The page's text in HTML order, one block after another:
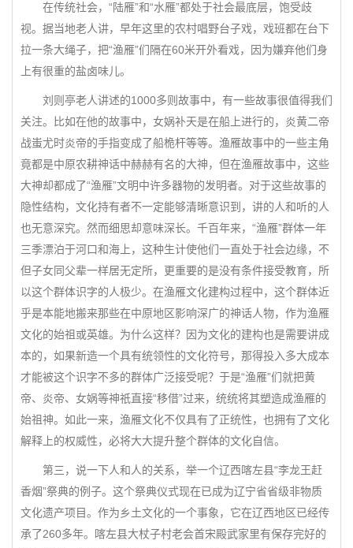
在传统社会，“陆雁”和“水雁”都处于社会最底层，饱受歧
视。据当地老人讲，早年这里的农村唱野台子戏，戏班都在台下
拉一条大绳子，把“渔雁”们隔在60米开外看戏，因为嫌弃他们身
上有很重的盐卤味儿。
刘则亭老人讲述的1000多则故事中，有一些故事很值得我们
关注。比如在他的故事中，女娲补天是在船上进行的，炎黄二帝
战蚩尤时炎帝的手指变成了船桅杆等等。渔雁故事中的一些主角
竟都是中原农耕神话中赫赫有名的大神，但在渔雁故事中，这些
大神却都成了“渔雁”文明中许多器物的发明者。对于这些故事的
隐性结构，文化持有者不一定能够清晰意识到，讲的人和听的人
也无意深究。然而细思却意味深长。千百年来，“渔雁”群体一年
三季漂泊于河口和海上，这种生计使他们一直处于社会边缘，不
但子女同父辈一样居无定所，更重要的是没有条件接受教育，所
以这个群体识字的人极少。在渔雁文化建构过程中，这个群体近
乎是本能地搬来那些在中原地区影响深广的神话人物，作为渔雁
文化的始祖或英雄。为什么这样？因为文化的建构也是需要讲成
本的，如果新造一个具有统领性的文化符号，那得投入多大成本
才能被这个识字不多的群体广泛接受呢？于是“渔雁”们就把黄
帝、炎帝、女娲等神祇直接“移借”过来，统统将其塑造成渔雁的
始祖神。如此一来，渔雁文化不仅具有了正统性，也拥有了文化
解释上的权威性，必将大大提升整个群体的文化自信。
第三，说一下人和人的关系，举一个辽西喀左县“李龙王赶
香烟”祭典的例子。这个祭典仪式现在已成为辽宁省省级非物质
文化遗产项目。作为乡土文化的一个事象，它在辽西地区已经传
承了260多年。喀左县大杖子村老会首宋殿武家里有保存完好的